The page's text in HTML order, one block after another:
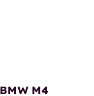
BMW M4